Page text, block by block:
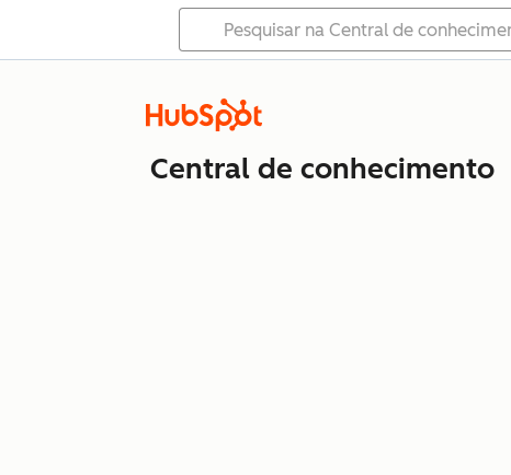
Central de conhecimento